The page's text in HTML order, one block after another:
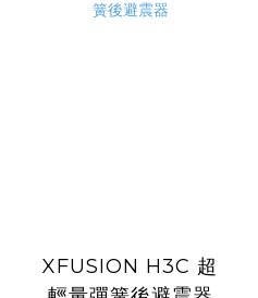
XFUSION H3C 超